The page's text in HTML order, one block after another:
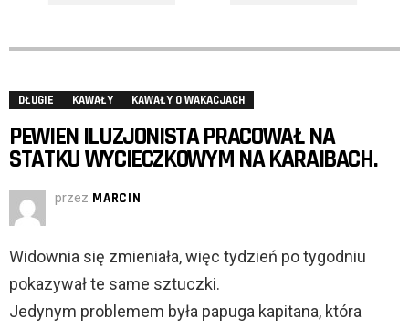
DŁUGIE KAWAŁY KAWAŁY O WAKACJACH
PEWIEN ILUZJONISTA PRACOWAŁ NA
STATKU WYCIECZKOWYM NA KARAIBACH.
przez MARCIN
Widownia się zmieniała, więc tydzień po tygodniu
pokazywał te same sztuczki.
Jedynym problemem była papuga kapitana, która